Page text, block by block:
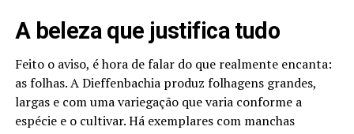
A beleza que justifica tudo
Feito o aviso, é hora de falar do que realmente encanta:
as folhas. A Dieffenbachia produz folhagens grandes,
largas e com uma variegação que varia conforme a
espécie e o cultivar. Há exemplares com manchas